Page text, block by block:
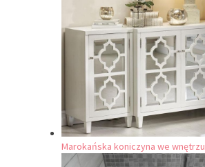
Marokańska koniczyna we wnętrzu